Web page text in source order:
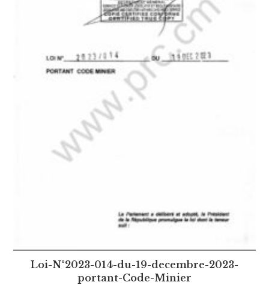
Loi-N°2023-014-du-19-decembre-2023-
portant-Code-Minier